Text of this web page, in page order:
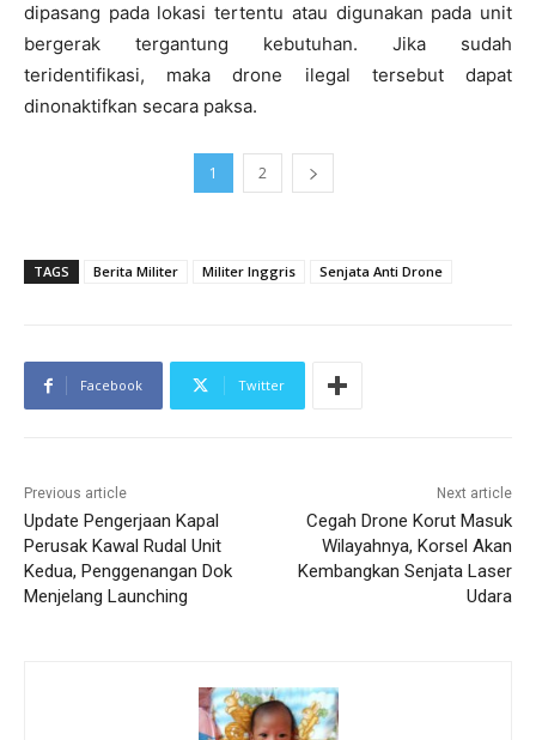
dipasang pada lokasi tertentu atau digunakan pada unit
bergerak tergantung kebutuhan. Jika sudah
teridentifikasi, maka drone ilegal tersebut dapat
dinonaktifkan secara paksa.
1 2
TAGS Berita Militer Militer Inggris Senjata Anti Drone
Facebook Twitter
Previous article
Update Pengerjaan Kapal
Perusak Kawal Rudal Unit
Kedua, Penggenangan Dok
Menjelang Launching
Next article
Cegah Drone Korut Masuk
Wilayahnya, Korsel Akan
Kembangkan Senjata Laser
Udara